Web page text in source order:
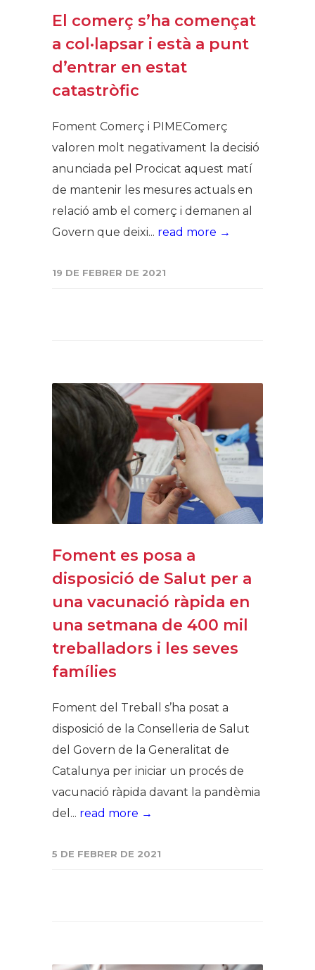
El comerç s’ha començat
a col·lapsar i està a punt
d’entrar en estat
catastròfic
Foment Comerç i PIMEComerç
valoren molt negativament la decisió
anunciada pel Procicat aquest matí
de mantenir les mesures actuals en
relació amb el comerç i demanen al
Govern que deixi... read more →
19 DE FEBRER DE 2021
Foment es posa a
disposició de Salut per a
una vacunació ràpida en
una setmana de 400 mil
treballadors i les seves
famílies
Foment del Treball s’ha posat a
disposició de la Conselleria de Salut
del Govern de la Generalitat de
Catalunya per iniciar un procés de
vacunació ràpida davant la pandèmia
del... read more →
5 DE FEBRER DE 2021